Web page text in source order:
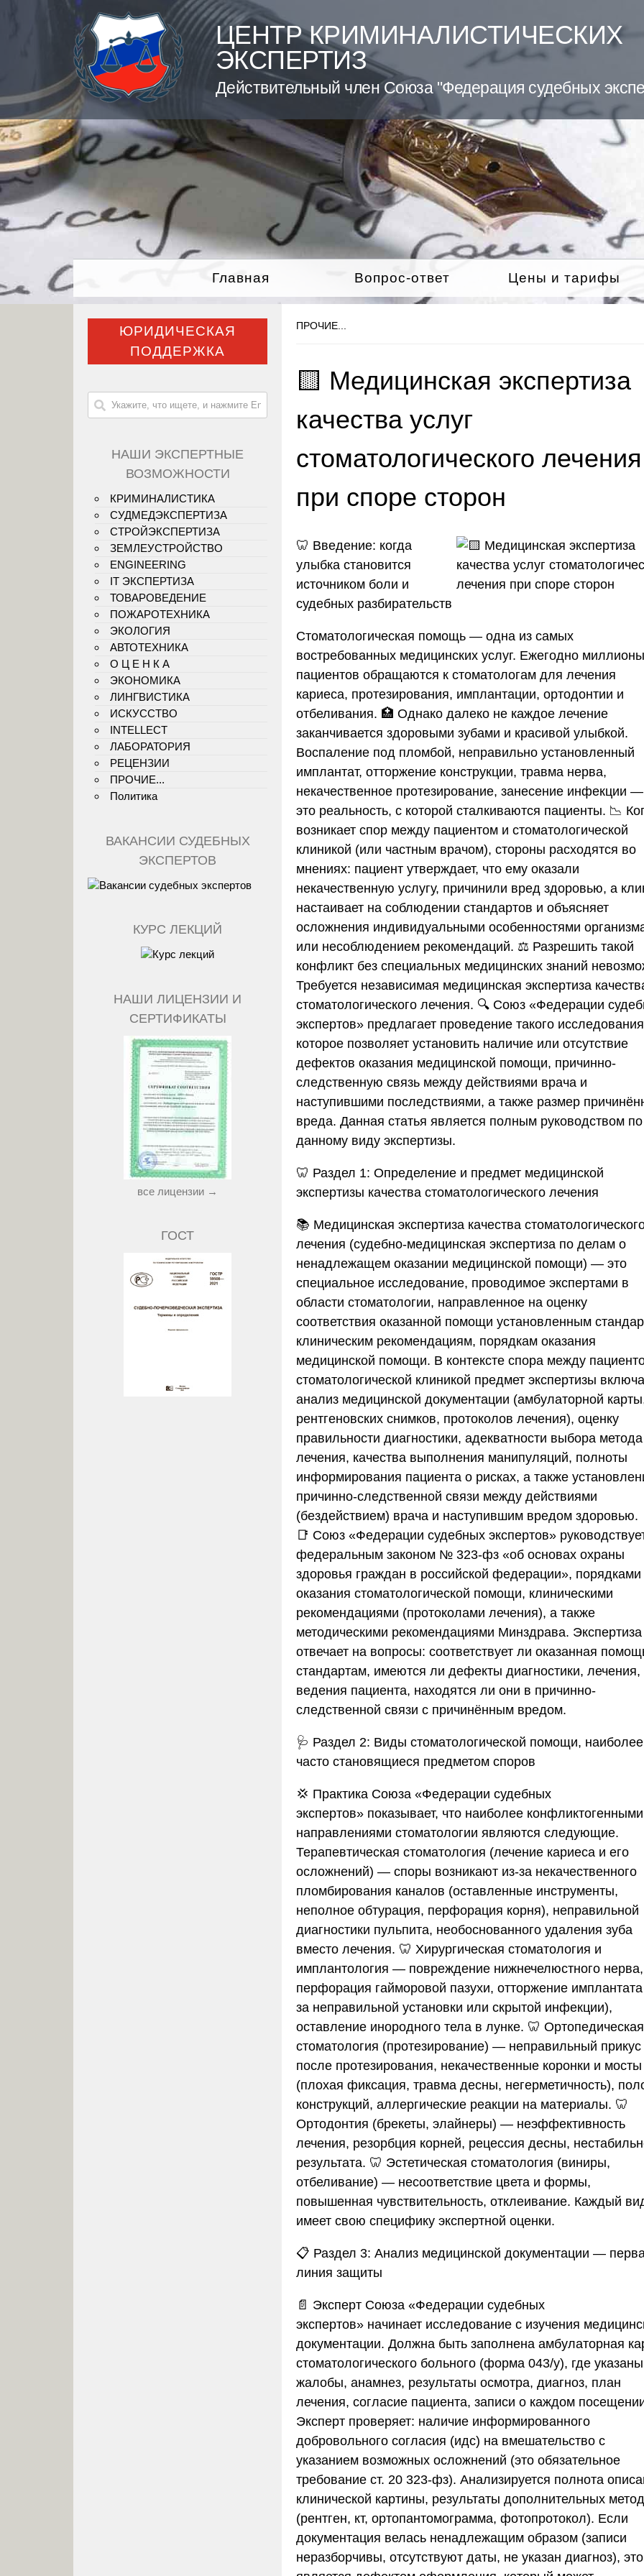
ЦЕНТР КРИМИНАЛИСТИЧЕСКИХ
ЭКСПЕРТИЗ
Действительный член Союза "Федерация судебных
Главная Вопрос-ответ Цены и тарифы
ПРОЧИЕ...
🟨 Медицинская экспертиза
качества услуг
стоматологического лечения
при споре сторон
🦷 Введение: когда
улыбка становится
источником боли и
судебных разбирательств
Стоматологическая помощь — одна из самых
востребованных медицинских услуг. Ежегодно миллионы
пациентов обращаются к стоматологам для лечения
кариеса, протезирования, имплантации, ортодонтии и
отбеливания. 🏥 Однако далеко не каждое лечение
заканчивается здоровыми зубами и красивой улыбкой.
Воспаление под пломбой, неправильно установленный
имплантат, отторжение конструкции, травма нерва,
некачественное протезирование, занесение инфекции
это реальность, с которой сталкиваются пациенты. 📉
возникает спор между пациентом и стоматологической
клиникой (или частным врачом), стороны расходятся во
мнениях: пациент утверждает, что ему оказали
некачественную услугу, причинили вред здоровью, а
настаивает на соблюдении стандартов и объясняет
осложнения индивидуальными особенностями
или несоблюдением рекомендаций. ⚖️ Разрешить такой
конфликт без специальных медицинских знаний
Требуется независимая медицинская экспертиза
стоматологического лечения. 🔍 Союз «Федерации
экспертов» предлагает проведение такого
которое позволяет установить наличие или отсутствие
дефектов оказания медицинской помощи, причинно-
следственную связь между действиями врача и
наступившими последствиями, а также размер
вреда. Данная статья является полным руководством по
данному виду экспертизы.
🦷 Раздел 1: Определение и предмет медицинской
экспертизы качества стоматологического лечения
📚 Медицинская экспертиза качества
лечения (судебно-медицинская экспертиза по делам о
ненадлежащем оказании медицинской помощи) — это
специальное исследование, проводимое экспертами в
области стоматологии, направленное на оценку
соответствия оказанной помощи установленным
клиническим рекомендациям, порядкам оказания
медицинской помощи. В контексте спора между
стоматологической клиникой предмет экспертизы
анализ медицинской документации (амбулаторной
рентгеновских снимков, протоколов лечения), оценку
правильности диагностики, адекватности выбора метода
лечения, качества выполнения манипуляций, полноты
информирования пациента о рисках, а также
причинно-следственной связи между действиями
(бездействием) врача и наступившим вредом здоровью.
📑 Союз «Федерации судебных экспертов»
федеральным законом № 323-фз «об основах охраны
здоровья граждан в российской федерации», порядками
оказания стоматологической помощи, клиническими
рекомендациями (протоколами лечения), а также
методическими рекомендациями Минздрава. Экспертиза
отвечает на вопросы: соответствует ли оказанная
стандартам, имеются ли дефекты диагностики, лечения,
ведения пациента, находятся ли они в причинно-
следственной связи с причинённым вредом.
🩺 Раздел 2: Виды стоматологической помощи, наиболее
часто становящиеся предметом споров
💢 Практика Союза «Федерации судебных
экспертов» показывает, что наиболее конфликтогенными
направлениями стоматологии являются следующие.
Терапевтическая стоматология (лечение кариеса и его
осложнений) — споры возникают из-за некачественного
пломбирования каналов (оставленные инструменты,
неполное обтурация, перфорация корня), неправильной
диагностики пульпита, необоснованного удаления зуба
вместо лечения. 🦷 Хирургическая стоматология и
имплантология — повреждение нижнечелюстного нерва,
перфорация гайморовой пазухи, отторжение
за неправильной установки или скрытой инфекции),
оставление инородного тела в лунке. 🦷 Ортопедическая
стоматология (протезирование) — неправильный прикус
после протезирования, некачественные коронки и мосты
(плохая фиксация, травма десны, негерметичность),
конструкций, аллергические реакции на материалы. 🦷
Ортодонтия (брекеты, элайнеры) — неэффективность
лечения, резорбция корней, рецессия десны,
результата. 🦷 Эстетическая стоматология (виниры,
отбеливание) — несоответствие цвета и формы,
повышенная чувствительность, отклеивание. Каждый
имеет свою специфику экспертной оценки.
📋 Раздел 3: Анализ медицинской документации —
линия защиты
📄 Эксперт Союза «Федерации судебных
экспертов» начинает исследование с изучения
документации. Должна быть заполнена амбулаторная
стоматологического больного (форма 043/у), где указаны
жалобы, анамнез, результаты осмотра, диагноз, план
лечения, согласие пациента, записи о каждом
Эксперт проверяет: наличие информированного
добровольного согласия (идс) на вмешательство с
указанием возможных осложнений (это обязательное
требование ст. 20 323-фз). Анализируется полнота
клинической картины, результаты дополнительных
(рентген, кт, ортопантомограмма, фотопротокол). Если
документация велась ненадлежащим образом (записи
неразборчивы, отсутствуют даты, не указан диагноз),
ЮРИДИЧЕСКАЯ
ПОДДЕРЖКА
НАШИ ЭКСПЕРТНЫЕ
ВОЗМОЖНОСТИ
КРИМИНАЛИСТИКА
СУДМЕДЭКСПЕРТИЗА
СТРОЙЭКСПЕРТИЗА
ЗЕМЛЕУСТРОЙСТВО
ENGINEERING
IT ЭКСПЕРТИЗА
ТОВАРОВЕДЕНИЕ
ПОЖАРОТЕХНИКА
ЭКОЛОГИЯ
АВТОТЕХНИКА
О Ц Е Н К А
ЭКОНОМИКА
ЛИНГВИСТИКА
ИСКУССТВО
INTELLECT
ЛАБОРАТОРИЯ
РЕЦЕНЗИИ
ПРОЧИЕ...
Политика
ВАКАНСИИ СУДЕБНЫХ
ЭКСПЕРТОВ
КУРС ЛЕКЦИЙ
НАШИ ЛИЦЕНЗИИ И
СЕРТИФИКАТЫ
все лицензии →
ГОСТ